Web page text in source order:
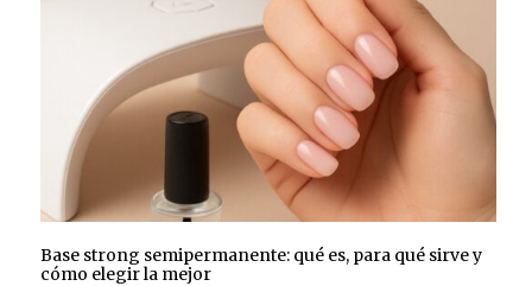
Base strong semipermanente: qué es, para qué sirve y
cómo elegir la mejor